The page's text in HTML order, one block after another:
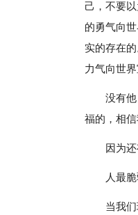
己，不要
的勇气向
实的存在
力气向世
没有
福的，相信
因为
人最
当我